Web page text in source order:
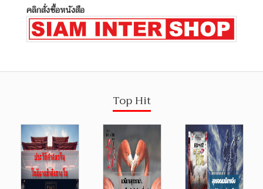
คลิกสั่งซื้อหนังสือ
Top Hit